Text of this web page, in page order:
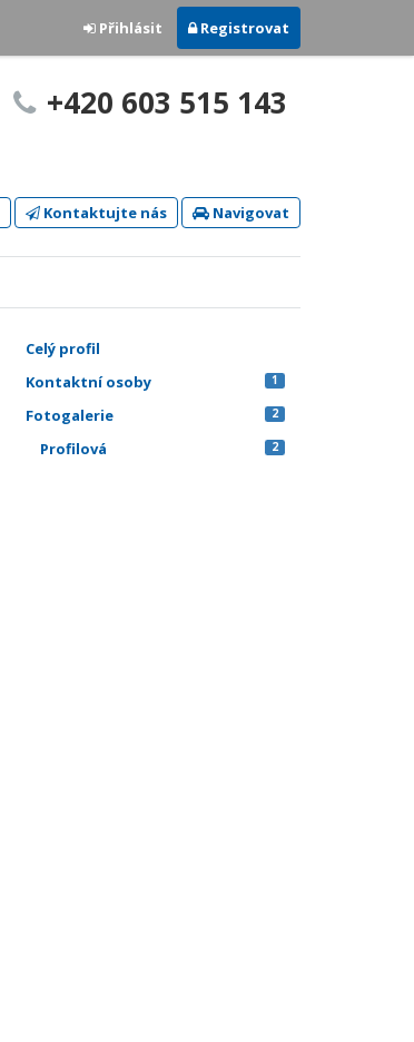
Přihlásit Registrovat
+420 603 515 143
Kontaktujte nás Navigovat
Celý profil
Kontaktní osoby
1
Fotogalerie 2
Profilová 2